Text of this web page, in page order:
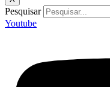
Pesquisar
Youtube